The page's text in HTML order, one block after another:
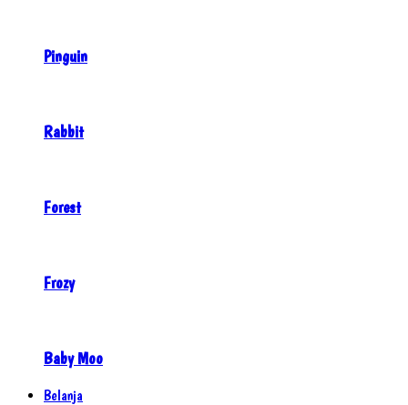
Pinguin
Rabbit
Forest
Frozy
Baby Moo
Belanja